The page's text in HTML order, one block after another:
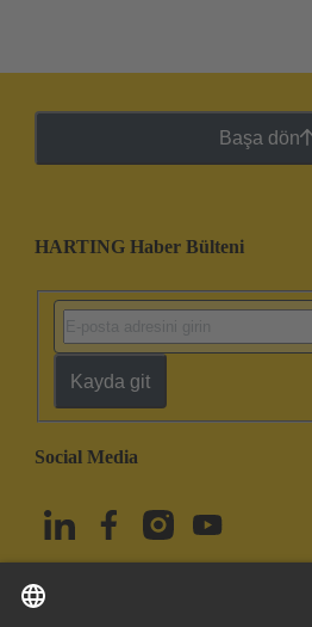
Başa dön
HARTING Haber Bülteni
Kayda git
Social Media